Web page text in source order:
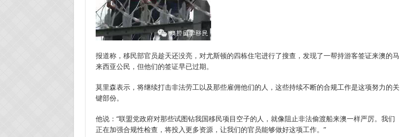
报道称，移民部官员趁天还没亮，对尤斯顿的四栋住宅进行了搜查，发现了一帮持游客签证来澳的马
来西亚公民，但他们的签证早已过期。
莫里森表示，将继续打击非法劳工以及那些雇佣他们的人，这些持续不断的合规工作是这项努力的关
键部份。
他说：“联盟党政府对那些试图钻我国移民项目空子的人，就像阻止非法偷渡船来澳一样严厉。我们
正在加强合规性检查，将投入更多资源，让我们的官员能够做好这项工作。”